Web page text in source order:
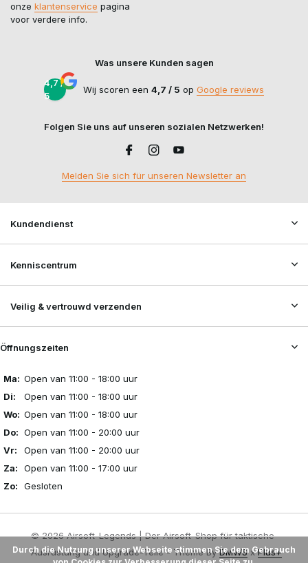
onze klantenservice pagina
voor verdere info.
Was unsere Kunden sagen
4,7 /
5
Wij scoren een 4,7 / 5 op Google reviews
Folgen Sie uns auf unseren sozialen Netzwerken!
Melden Sie sich für unseren Newsletter an
Kundendienst
Kenniscentrum
Veilig & vertrouwd verzenden
Öffnungszeiten
Ma: Open van 11:00 - 18:00 uur
Di:
Open van 11:00 - 18:00 uur
Wo: Open van 11:00 - 18:00 uur
Do: Open van 11:00 - 20:00 uur
Vr:
Open van 11:00 - 20:00 uur
Za:
Open van 11:00 - 17:00 uur
Zo:
Gesloten
© 2026 Airsoft-Legends | Der Airsoft-Shop für taktische
Ausrüstung und Upgrade-Teile - Theme ByDMWSxPlus+
Durch die Nutzung unserer Webseite stimmen Sie dem Gebrauch